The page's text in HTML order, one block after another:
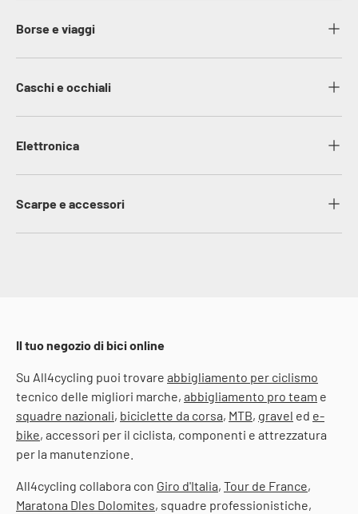
Borse e viaggi
Caschi e occhiali
Elettronica
Scarpe e accessori
Il tuo negozio di bici online
Su All4cycling puoi trovare abbigliamento per ciclismo
tecnico delle migliori marche, abbigliamento pro team e
squadre nazionali, biciclette da corsa, MTB, gravel ed e-
bike, accessori per il ciclista, componenti e attrezzatura
per la manutenzione.
All4cycling collabora con Giro d'Italia, Tour de France,
Maratona Dles Dolomites, squadre professionistiche,